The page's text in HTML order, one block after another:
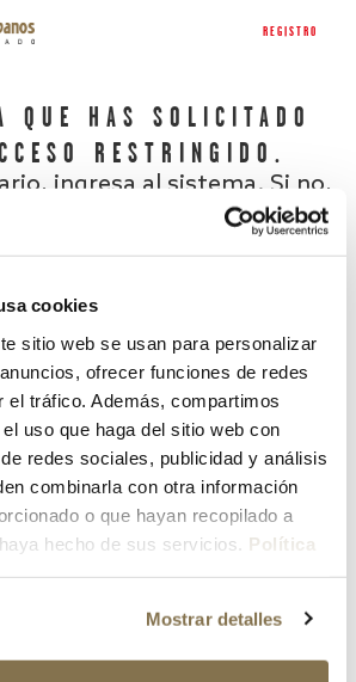
cookies
sitio web se usan para personalizar
ofrecer funciones de redes
el tráfico. Además, compartimos
uso que haga del sitio web con
redes sociales, publicidad y análisis
combinarla con otra información
o que hayan recopilado a
hecho de sus servicios. Política
Mostrar detalles
REGISTRO
QUE HAS SOLICITADO
RESTRINGIDO.
ingresa al sistema. Si no,